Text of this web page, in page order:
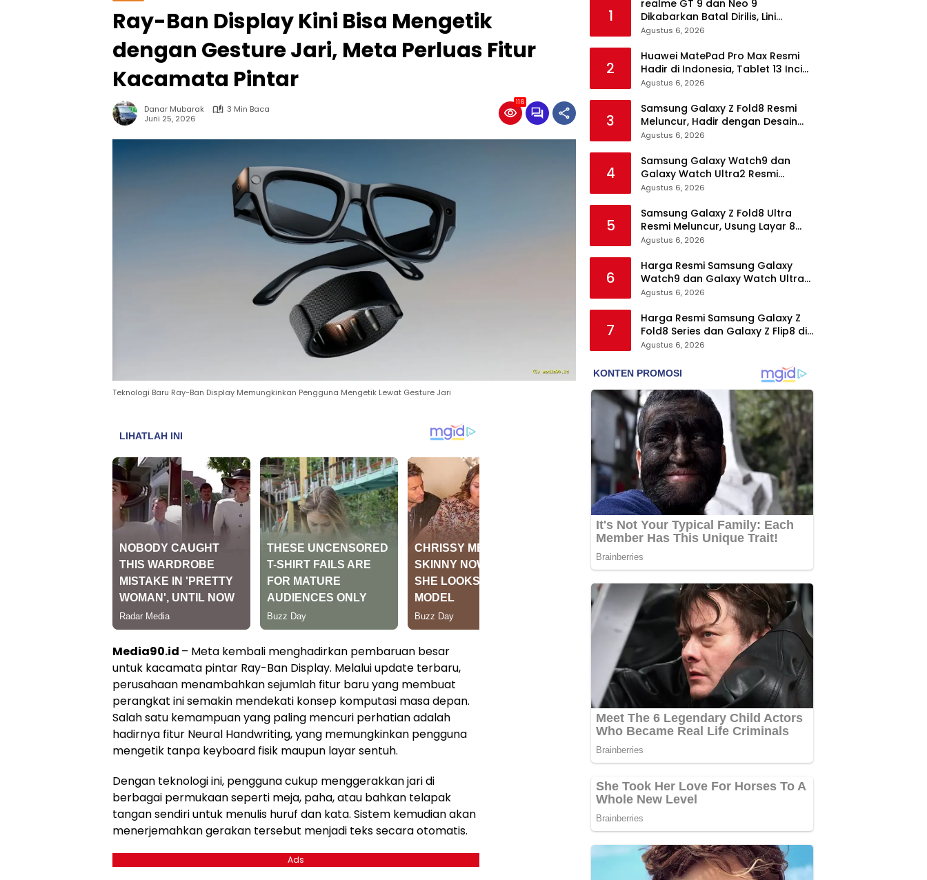
Ray-Ban Display Kini Bisa Mengetik
dengan Gesture Jari, Meta Perluas Fitur
Kacamata Pintar
Danar Mubarak
3 Min Baca
Juni 25, 2026
116
Teknologi Baru Ray-Ban Display Memungkinkan Pengguna Mengetik Lewat Gesture Jari
Media90.id – Meta kembali menghadirkan pembaruan besar
untuk kacamata pintar Ray-Ban Display. Melalui update terbaru,
perusahaan menambahkan sejumlah fitur baru yang membuat
perangkat ini semakin mendekati konsep komputasi masa depan.
Salah satu kemampuan yang paling mencuri perhatian adalah
hadirnya fitur Neural Handwriting, yang memungkinkan pengguna
mengetik tanpa keyboard fisik maupun layar sentuh.
Dengan teknologi ini, pengguna cukup menggerakkan jari di
berbagai permukaan seperti meja, paha, atau bahkan telapak
tangan sendiri untuk menulis huruf dan kata. Sistem kemudian akan
menerjemahkan gerakan tersebut menjadi teks secara otomatis.
Ads
1
realme GT 9 dan Neo 9
Dikabarkan Batal Dirilis, Lini
Flagship realme Terancam
Agustus 6, 2026
2
Huawei MatePad Pro Max Resmi
Hadir di Indonesia, Tablet 13 Inci
Tertipis dan Teringan
Agustus 6, 2026
3
Samsung Galaxy Z Fold8 Resmi
Meluncur, Hadir dengan Desain
Lebih Pendek dan Lebar
Agustus 6, 2026
4
Samsung Galaxy Watch9 dan
Galaxy Watch Ultra2 Resmi
Meluncur, Bawa AI, Snapdragon
Baru
Agustus 6, 2026
5
Samsung Galaxy Z Fold8 Ultra
Resmi Meluncur, Usung Layar 8
Inci, Kamera 200MP dan
Agustus 6, 2026
6
Harga Resmi Samsung Galaxy
Watch9 dan Galaxy Watch Ultra2
di Indonesia, Mulai Rp5,9 Jutaan
Agustus 6, 2026
7
Harga Resmi Samsung Galaxy Z
Fold8 Series dan Galaxy Z Flip8 di
Indonesia, Mulai Rp19 Jutaan
Agustus 6, 2026